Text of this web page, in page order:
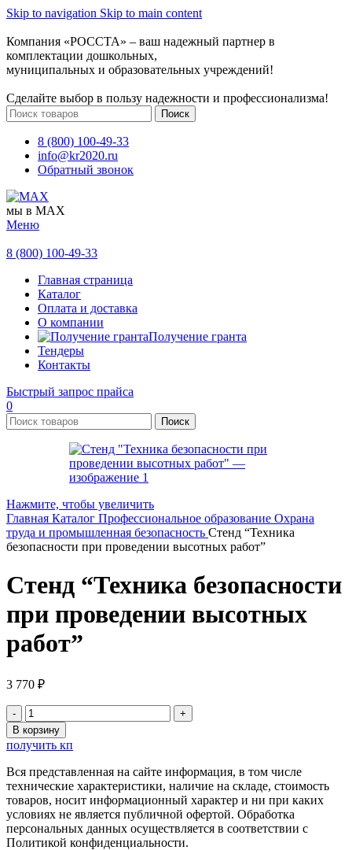
Skip to navigation Skip to main content
Компания «РОССТА» – ваш надежный партнер в
комплектации дошкольных,
муниципальных и образовательных учреждений!
Сделайте выбор в пользу надежности и профессионализма!
Поиск
8 (800) 100-49-33
info@kr2020.ru
Обратный звонок
мы в MAX
Меню
8 (800) 100-49-33
Главная страница
Каталог
Оплата и доставка
О компании
Получение гранта
Тендеры
Контакты
Быстрый запрос прайса
0
Поиск
Нажмите, чтобы увеличить
Главная Каталог Профессиональное образование Охрана
труда и промышленная безопасность Стенд “Техника
безопасности при проведении высотных работ”
Стенд “Техника безопасности
при проведении высотных
работ”
3 770 ₽
Количество
товара
Стенд
"Техника
безопасности
при
проведении
высотных
работ"
В корзину
получить кп
Вся представленная на сайте информация, в том числе
технические характеристики, наличие на складе, стоимость
товаров, носит информационный характер и ни при каких
условиях не является публичной офертой. Обработка
персональных данных осуществляется в соответствии с
Политикой конфиденциальности.